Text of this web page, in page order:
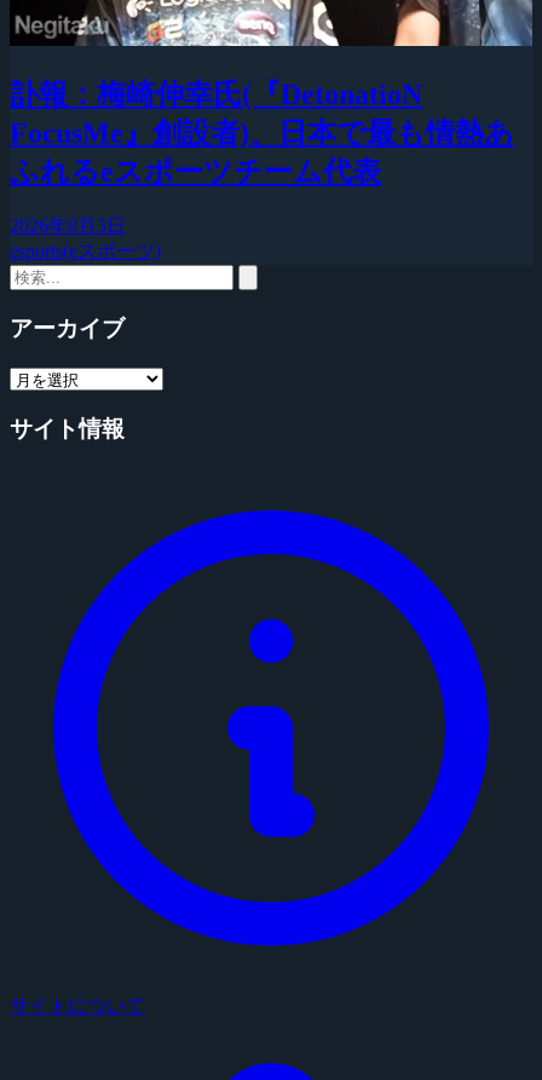
訃報：梅崎伸幸氏(『DetonatioN
FocusMe』創設者)、日本で最も情熱あ
ふれるeスポーツチーム代表
2026年8月3日
esports(eスポーツ)
アーカイブ
サイト情報
サイトについて